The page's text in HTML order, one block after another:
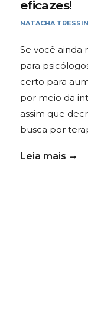
eficazes!
NATACHA
Se você ainda
para
certo para
por meio da
assim que
busca por
Leia mais